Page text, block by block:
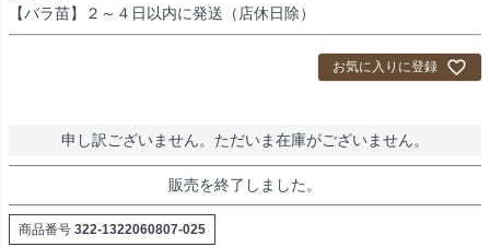
【バラ苗】２～４日以内に発送（店休日除）
お気に入りに登録
申し訳ございません。ただいま在庫がございません。
販売を終了しました。
商品番号 322-1322060807-025